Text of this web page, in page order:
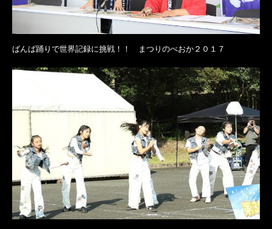
ばんば踊りで世界記録に挑戦！！ まつりのべおか２０１７